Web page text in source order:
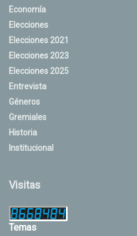
Economía
Elecciones
Elecciones 2021
Elecciones 2023
Elecciones 2025
Entrevista
Géneros
Gremiales
Historia
Institucional
Visitas
Temas